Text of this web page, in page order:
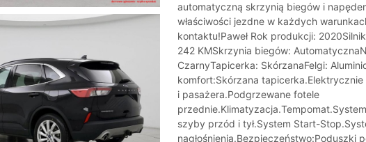
automatyczną skrzynią biegów i
właściwości jezdne w każdych
kontaktu!Paweł Rok produkcji:
242 KMSkrzynia biegów:
CzarnyTapicerka: SkórzanaFelgi:
komfort:Skórzana
i pasażera.Podgrzewane fotele
szyby przód i tył.System Start-
nagłośnienia.Bezpieczeństwo:Poduszki